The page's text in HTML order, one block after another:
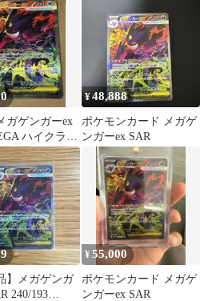
ガゲンガーex
ハイクラス
ドリーム
¥48,888
ポケモンカード メガゲ
ンガーex SAR
】メガゲンガ
240/193
¥55,000
ポケモンカード メガゲ
ンガーex SAR